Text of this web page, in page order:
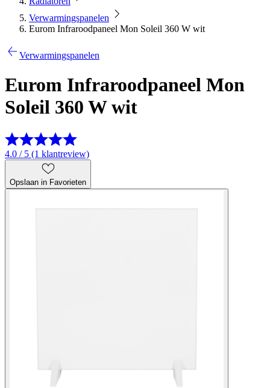
Verwarmingspanelen
Eurom Infraroodpaneel Mon Soleil 360 W wit
Verwarmingspanelen
Eurom Infraroodpaneel Mon
Soleil 360 W wit
4.0 / 5 (1 klantreview)
Opslaan in Favorieten